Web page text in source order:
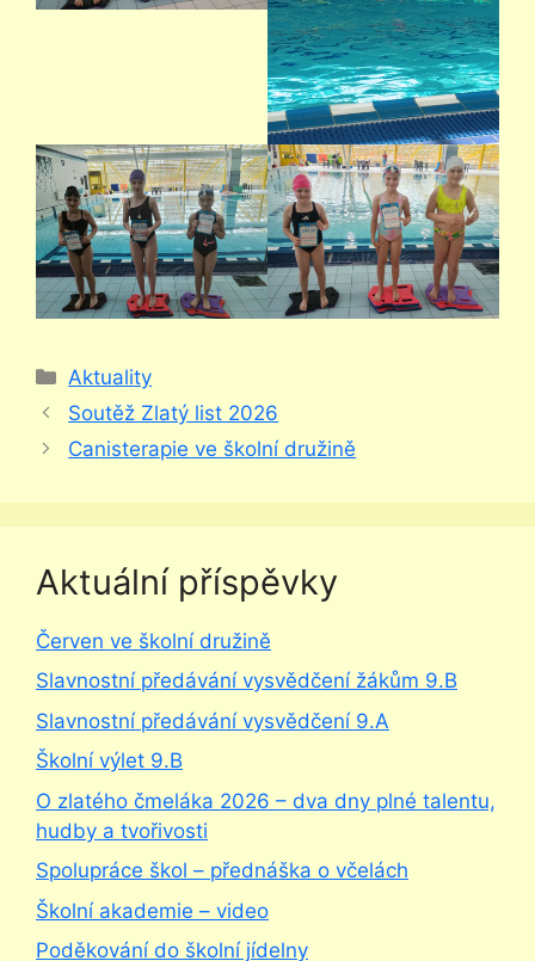
Rubriky
Aktuality
Soutěž Zlatý list 2026
Canisterapie ve školní družině
Aktuální příspěvky
Červen ve školní družině
Slavnostní předávání vysvědčení žákům 9.B
Slavnostní předávání vysvědčení 9.A
Školní výlet 9.B
O zlatého čmeláka 2026 – dva dny plné talentu,
hudby a tvořivosti
Spolupráce škol – přednáška o včelách
Školní akademie – video
Poděkování do školní jídelny